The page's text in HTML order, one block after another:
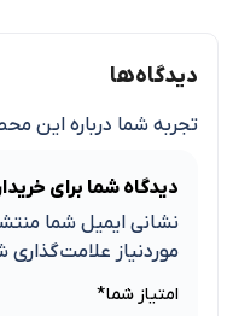
دیدگاه‌ها
تجربه شما درباره این
دیدگاه شما برای
نشانی ایمیل شما
موردنیاز علامت‌گذاری
امتیاز شما*